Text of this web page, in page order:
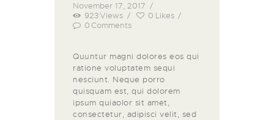
November 17, 2017
923Views 0 Likes
0 Comments
Quuntur magni dolores eos qui
ratione voluptatem sequi
nesciunt. Neque porro
quisquam est, qui dolorem
ipsum quiaolor sit amet,
consectetur, adipisci velit, sed